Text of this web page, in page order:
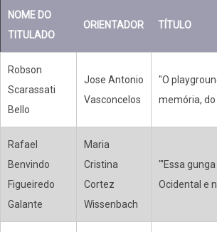
NOME DO
TITULADO
ORIENTADOR TÍTULO
Robson
Scarassati
Bello
Jose Antonio
Vasconcelos
"O
memória,
Rafael
Benvindo
Figueiredo
Galante
Maria
Cristina
Cortez
Wissenbach
"'Essa
Ocidental e